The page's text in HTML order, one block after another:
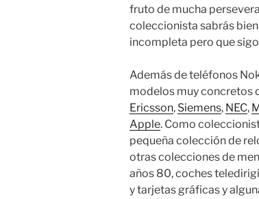
fruto de mucha
coleccionista sabrás
incompleta pero que
Además de teléfonos
modelos muy concretos
Ericsson, Siemens, NEC,
Apple. Como
pequeña colección de
otras colecciones de
años 80, coches
y tarjetas gráficas y